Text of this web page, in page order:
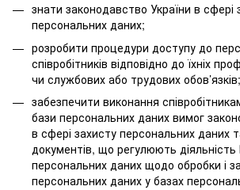
знати законодавство України в сфері
персональних даних;
розробити процедури доступу до
співробітників відповідно до їхніх
чи службових або трудових обов’язків;
забезпечити виконання
бази персональних даних вимог
в сфері захисту персональних даних
документів, що регулюють
персональних даних щодо обробки і
персональних даних у базах